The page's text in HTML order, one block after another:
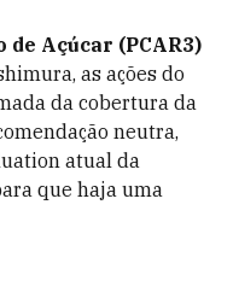
de Açúcar (PCAR3)
as ações do
da cobertura da
neutra,
atual da
que haja uma